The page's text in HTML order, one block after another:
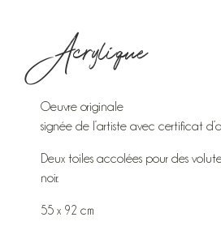
Acrylique
Oeuvre originale
signée de l’artiste avec certificat
Deux toiles accolées pour des
noir.
55 x 92 cm